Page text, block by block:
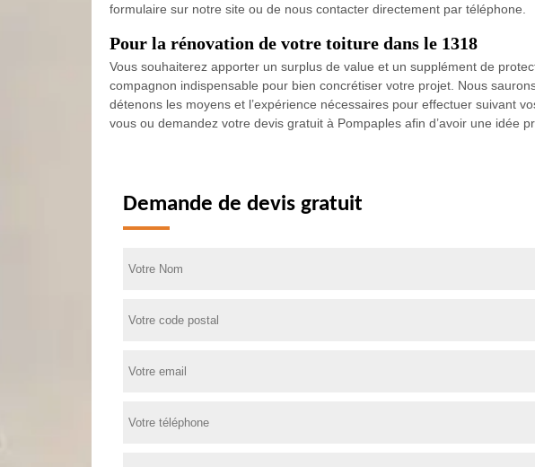
formulaire sur notre site ou de nous contacter directement par téléphone.
Pour la rénovation de votre toiture dans le 1318
Vous souhaiterez apporter un surplus de value et un supplément de
compagnon indispensable pour bien concrétiser votre projet. Nous
détenons les moyens et l’expérience nécessaires pour effectuer suivant
vous ou demandez votre devis gratuit à Pompaples afin d’avoir une idée
Demande de devis gratuit